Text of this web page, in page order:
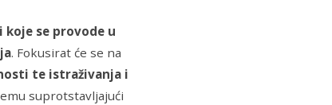
se provode u
. Fokusirat će se na
te istraživanja i
suprotstavljajući